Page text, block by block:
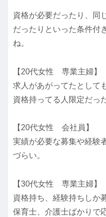
資格が必要だったり、同
だったりといった条件付
ね。
【20代女性 専業主婦】
求人があがってたとして
資格持ってる人限定だっ
【20代女性 会社員】
実績が必要な募集や経験
づらい。
【30代女性 専業主婦】
資格持ち、経験持ちしか
保育士、介護士ばかりで